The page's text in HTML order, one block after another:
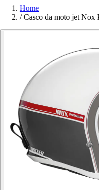
Home
/ Casco da moto jet Nox